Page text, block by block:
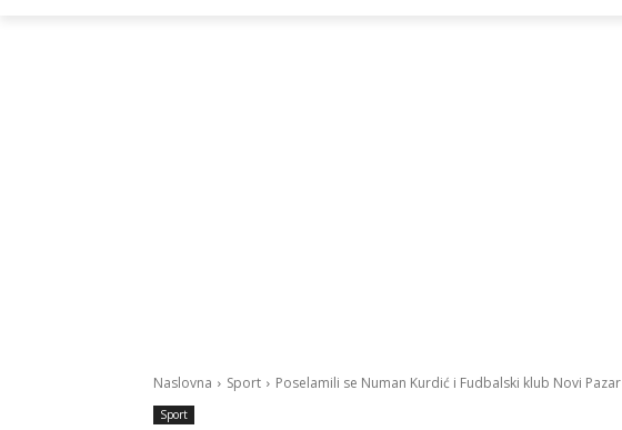
Naslovna Sport Poselamili se Numan Kurdić i Fudbalski klub Novi Pazar
Sport